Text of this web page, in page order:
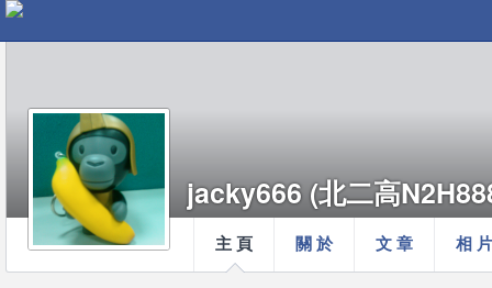
主 頁 關 於 文 章 相 片
jacky666 (北二高